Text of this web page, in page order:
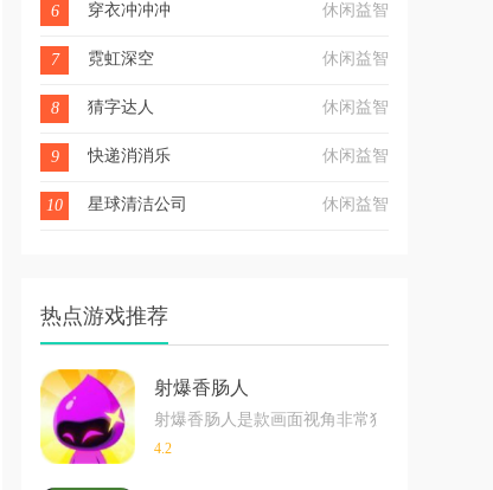
6 穿衣冲冲冲 休闲益智
7 霓虹深空 休闲益智
8 猜字达人 休闲益智
9 快递消消乐 休闲益智
10 星球清洁公司 休闲益智
热点游戏推荐
射爆香肠人
射爆香肠人是款画面视角非常独特的休闲闯
4.2